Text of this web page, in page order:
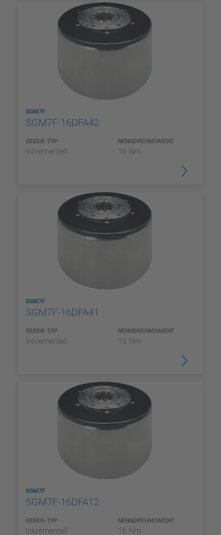
SGM7F
SGM7F-16DFA42
GEBER-TYP
Inkrementell
NENNDREHMOMENT
16 Nm
SGM7F
SGM7F-16DFA41
GEBER-TYP
Inkrementell
NENNDREHMOMENT
16 Nm
SGM7F
SGM7F-16DFA12
GEBER-TYP
Inkrementell
NENNDREHMOMENT
16 Nm